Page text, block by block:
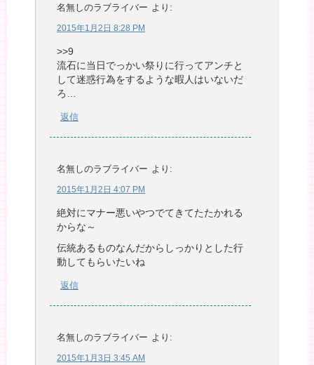
名無しのラブライバー より:
2015年1月2日 8:28 PM
>>9
流石に当日でっかい祭りに行ってアンチと
して迷惑行為をするような暇人はいないだ
ろ…
返信
名無しのラブライバー より:
2015年1月2日 4:07 PM
絶対にマナー悪いやつでてきてたたかれる
からな～
伝統あるものなんだからしっかりとした行
動してもらいたいね
返信
名無しのラブライバー より:
2015年1月3日 3:45 AM